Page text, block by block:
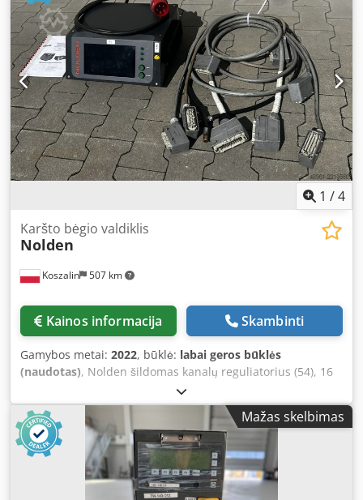
įrankiai ir tvirtinimo priemonės yra pristatomi tik tuo
atveju, jei tai nurodyta papildomoje informacijoje.
Techninių duomenų ir informacijos pakeitimai bei galimos
klaidos ir tarpinis pardavimas yra galimi!
1 /4
Koszalin 507 km
Karšto bėgio valdiklis
Nolden
Kainos informacija Skambinti
Gamybos metai: 2022, būklė: labai geros būklės
(naudotas), Nolden šildomas kanalų reguliatorius (54), 16
kanalų, minkštas paleidimas, pilnas komplektas su laidais
ir instrukcija, pagaminimo metai 2022 Cjdpfx Aozcx
Anjageha
Mažas skelbimas